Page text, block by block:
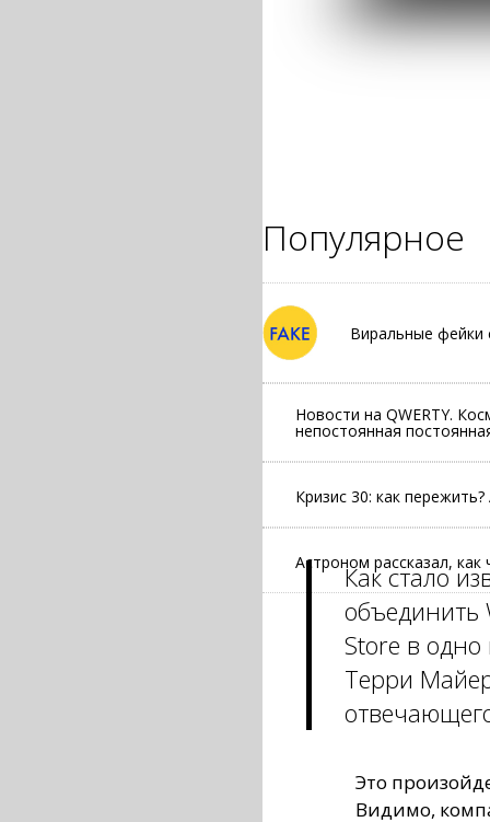
Популярное
Виральные фейки
Новости на QWERTY.
непостоянная
Кризис 30: как
Астроном рассказал,
Как стало
объединить
Store в
Терри
Это
Видимо,